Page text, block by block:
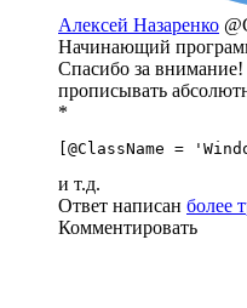
Алексей Назаренко
Начинающий
Спасибо за
прописывать
*
[@ClassName =
и т.д.
Ответ написан более
Комментировать